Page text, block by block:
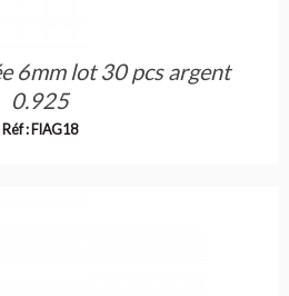
6mm lot 30 pcs argent
0.925
Réf : FIAG18